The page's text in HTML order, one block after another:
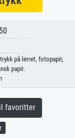
på lerret, fotopapir,
papir.
favoritter